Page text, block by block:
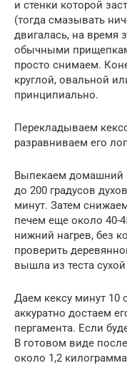
и стенки которой
(тогда смазывать
двигалась, на время
обычными
просто снимаем.
круглой, овальной
принципиально.
Перекладываем
разравниваем его
Выпекаем домашний
до 200 градусов
минут. Затем
печем еще около 40-
нижний нагрев, без
проверить
вышла из теста
Даем кексу минут 10
аккуратно достаем
пергамента. Если
В готовом виде
около 1,2